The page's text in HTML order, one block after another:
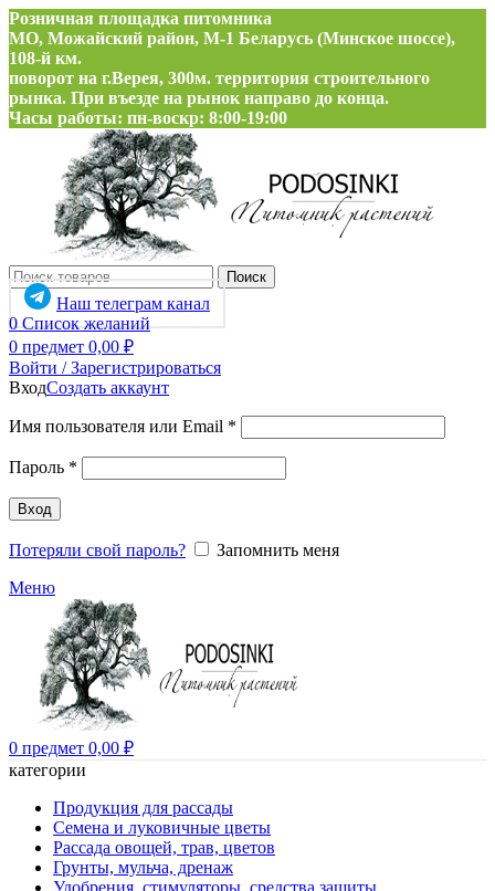
Розничная площадка питомника
МО, Можайский район, М-1 Беларусь (Минское шоссе),
108-й км.
поворот на г.Верея, 300м. территория строительного
рынка. При въезде на рынок направо до конца.
Часы работы: пн-воскр: 8:00-19:00
Поиск
Наш телеграм канал
0 Список желаний
0 предмет 0,00 ₽
Войти / Зарегистрироваться
ВходСоздать аккаунт
Имя пользователя или Email *
Пароль *
Вход
Потеряли свой пароль?
Запомнить меня
Меню
0 предмет 0,00 ₽
категории
Продукция для рассады
Семена и луковичные цветы
Рассада овощей, трав, цветов
Грунты, мульча, дренаж
Удобрения, стимуляторы, средства защиты